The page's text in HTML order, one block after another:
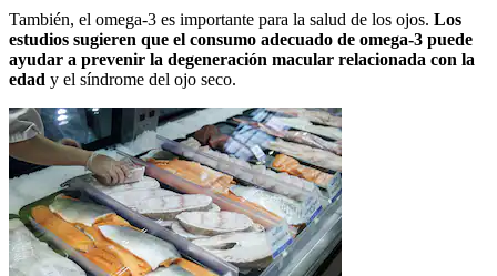
También, el omega-3 es importante para la salud de los ojos. Los
estudios sugieren que el consumo adecuado de omega-3 puede
ayudar a prevenir la degeneración macular relacionada con la
edad y el síndrome del ojo seco.